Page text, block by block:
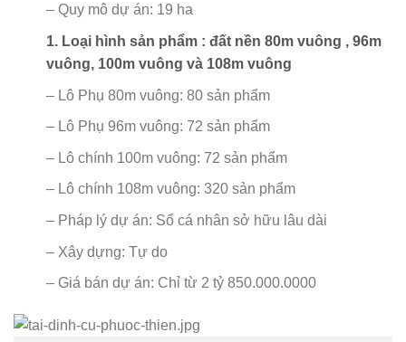
– Quy mô dự án: 19 ha
1. Loại hình sản phẩm : đất nền 80m vuông , 96m
vuông, 100m vuông và 108m vuông
– Lô Phụ 80m vuông: 80 sản phẩm
– Lô Phụ 96m vuông: 72 sản phẩm
– Lô chính 100m vuông: 72 sản phẩm
– Lô chính 108m vuông: 320 sản phẩm
– Pháp lý dự án: Sổ cá nhân sở hữu lâu dài
– Xây dựng: Tự do
– Giá bán dự án: Chỉ từ 2 tỷ 850.000.0000